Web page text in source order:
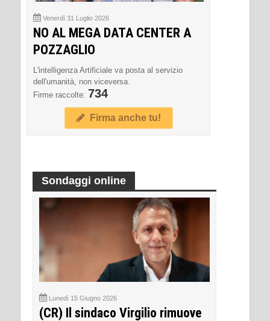
Venerdì 31 Luglio 2026
NO AL MEGA DATA CENTER A
POZZAGLIO
L'intelligenza Artificiale va posta al servizio
dell'umanità, non viceversa.
Firme raccolte: 734
Firma anche tu!
Sondaggi online
Lunedì 15 Giugno 2026
(CR) Il sindaco Virgilio rimuove